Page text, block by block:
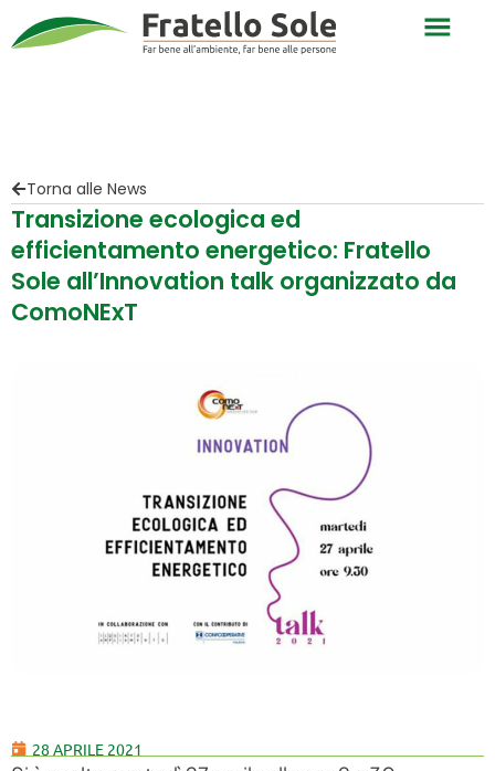
Torna alle News
Transizione ecologica ed
efficientamento energetico: Fratello
Sole all’Innovation talk organizzato da
ComoNExT
28 APRILE 2021